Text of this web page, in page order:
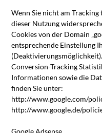
Wenn Sie nicht am
dieser Nutzung
Cookies von der Domain
entsprechende Einstellung
Conversion-Tracking
Informationen sowie die
finden Sie unter:
http://www.google.com/
http://www.google.de/
Google Adsense